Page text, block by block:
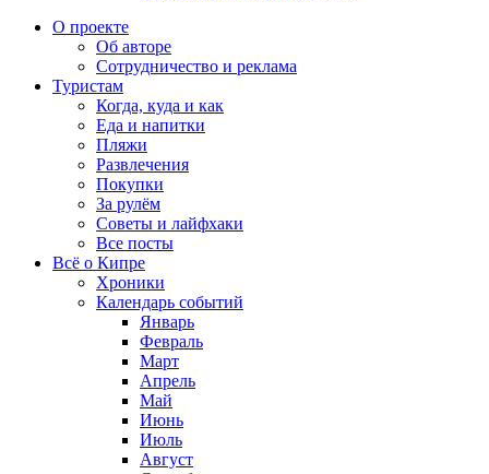
О проекте
Об авторе
Сотрудничество и реклама
Туристам
Когда, куда и как
Еда и напитки
Пляжи
Развлечения
Покупки
За рулём
Советы и лайфхаки
Все посты
Всё о Кипре
Хроники
Календарь событий
Январь
Февраль
Март
Апрель
Май
Июнь
Июль
Август